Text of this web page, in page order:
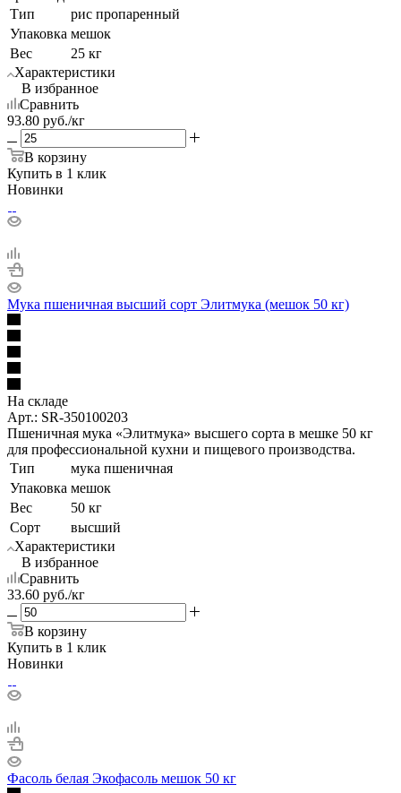
Тип
рис пропаренный
Упаковка мешок
Вес
25 кг
Характеристики
В избранное
Сравнить
93.80 руб./кг
В корзину
Купить в 1 клик
Новинки
Мука пшеничная высший cорт Элитмука (мешок 50 кг)
На складе
Арт.: SR-350100203
Пшеничная мука «Элитмука» высшего сорта в мешке 50 кг
для профессиональной кухни и пищевого производства.
Тип
мука пшеничная
Упаковка мешок
Вес
50 кг
Сорт
высший
Характеристики
В избранное
Сравнить
33.60 руб./кг
В корзину
Купить в 1 клик
Новинки
Фасоль белая Экофасоль мешок 50 кг